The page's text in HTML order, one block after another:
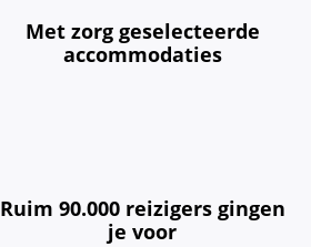
Met zorg geselecteerde
accommodaties
Ruim 90.000 reizigers gingen
je voor